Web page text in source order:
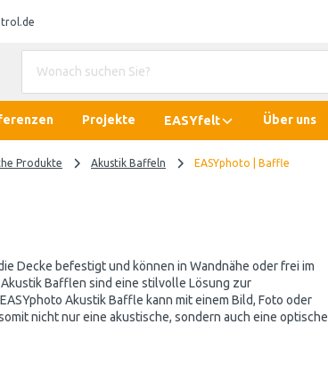
Projekte EASYfelt Über uns
Produkte Akustik Baffeln EASYphoto | Baffle
Decke befestigt und können in Wandnähe oder frei im
Bafflen sind eine stilvolle Lösung zur
Akustik Baffle kann mit einem Bild, Foto oder
nicht nur eine akustische, sondern auch eine optische